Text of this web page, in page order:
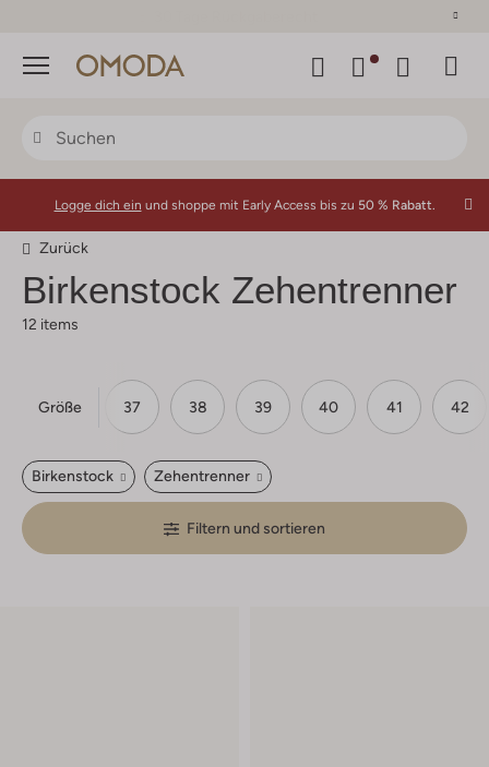
Menü
Logge dich ein und shoppe mit Early Access bis zu 50 % Rabatt.
Zurück
Birkenstock Zehentrenner
12 items
Größe
36 37 38 39 40 41 42
Birkenstock Zehentrenner
Filtern und sortieren